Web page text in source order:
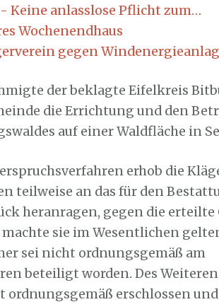
Keine anlasslose Pflicht zum…
Wochenendhaus
gegen
der beklagte Eifelkreis
die Errichtung und den
auf einer Waldfläche in
erhob die
teilweise an das für den
heranragen, gegen die
sie im Wesentlichen
sei nicht ordnungsgemäß am
beteiligt worden. Des
erschlossen